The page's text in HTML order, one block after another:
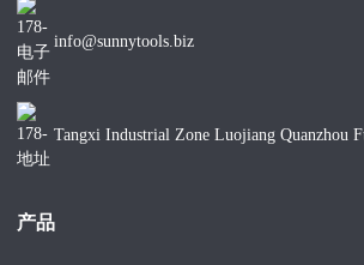
info@sunnytools.biz
Tangxi Industrial Zone Luojiang Quanzhou
产品